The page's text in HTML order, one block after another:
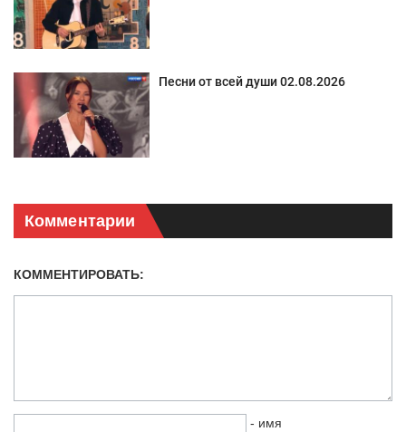
Песни от всей души 02.08.2026
Комментарии
КОММЕНТИРОВАТЬ:
- имя